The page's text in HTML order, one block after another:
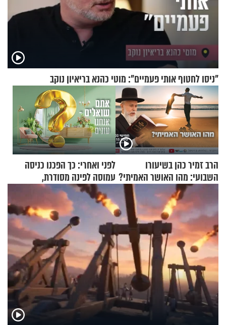
"ניסו לחטוף אותי פעמיים": מוטי כהנא בריאיון נוקב
הרב זמיר כהן בשיעורו
השבועי: מהו האושר האמיתי?
לפני ואחרי: כך הפכנו כניסה
עמוסה לפינה מסודרת,
שימושית ומזמינה